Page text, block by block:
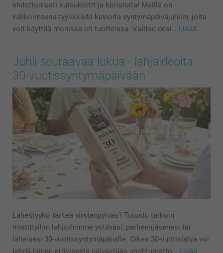
ehdottomasti kutsukortit ja koristeita! Meillä on
valikoimassa tyylikkäitä kuvioita syntymäpäiväjuhliin, joita
voit käyttää monissa eri tuotteissa. Valitse desi… Lisää
Juhli seuraavaa lukua - lahjaideoita
30-vuotissyntymäpäivään
Lähestyykö tärkeä virstanpylväs? Tutustu tarkoin
mietittyihin lahjoihimme ystäväsi, perheenjäsenesi tai
läheisesi 30-vuotissyntymäpäiville. Oikea 30-vuotislahja voi
tehdä hänen erityisestä päivästään unohtumatto… Lisää